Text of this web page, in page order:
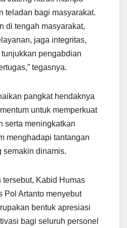
teladan bagi masyarakat.
di tengah masyarakat,
jaga integritas,
pengabdian
tegasnya.
pangkat hendaknya
untuk memperkuat
serta meningkatkan
menghadapi tantangan
semakin dinamis.
tersebut, Kabid Humas
Pol Artanto menyebut
bentuk apresiasi
bagi seluruh personel